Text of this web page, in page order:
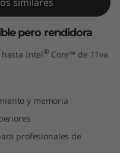
pero rendidora
hasta Intel® Core™ de 11va
y memoria
profesionales de